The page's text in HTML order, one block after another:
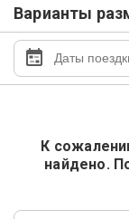
Варианты
К
найдено.